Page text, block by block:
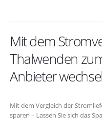
Mit dem
Thalwenden
Anbieter
Mit dem Vergleich der
sparen – Lassen Sie sich das